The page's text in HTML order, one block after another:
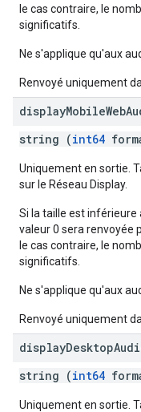
le cas contraire, le
significatifs.
Ne s'applique qu'aux
Renvoyé uniquement
displayMobileWeb
string (int64
Uniquement en sortie.
sur le Réseau Display.
Si la taille est inférieure
valeur 0 sera renvoyée
le cas contraire, le
significatifs.
Ne s'applique qu'aux
Renvoyé uniquement
displayDesktop
string (int64
Uniquement en sortie.